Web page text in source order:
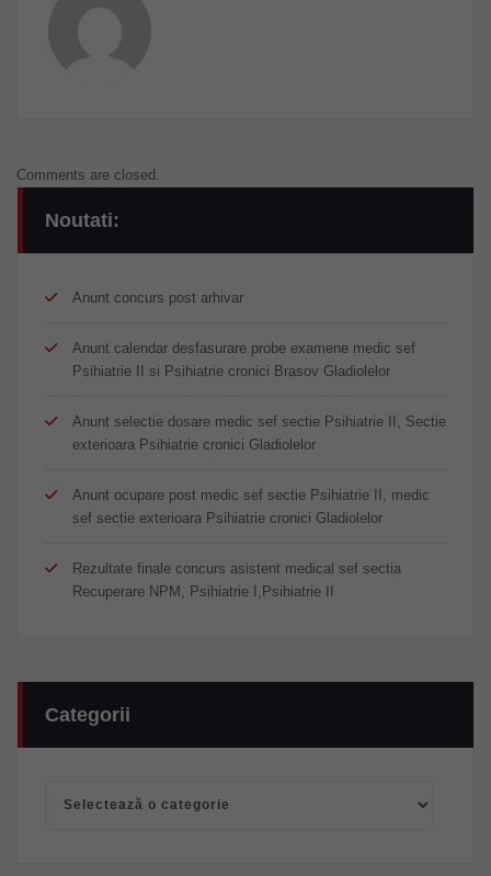
Comments are closed.
Noutati:
Anunt concurs post arhivar
Anunt calendar desfasurare probe examene medic sef
Psihiatrie II si Psihiatrie cronici Brasov Gladiolelor
Anunt selectie dosare medic sef sectie Psihiatrie II, Sectie
exterioara Psihiatrie cronici Gladiolelor
Anunt ocupare post medic sef sectie Psihiatrie II, medic
sef sectie exterioara Psihiatrie cronici Gladiolelor
Rezultate finale concurs asistent medical sef sectia
Recuperare NPM, Psihiatrie I,Psihiatrie II
Categorii